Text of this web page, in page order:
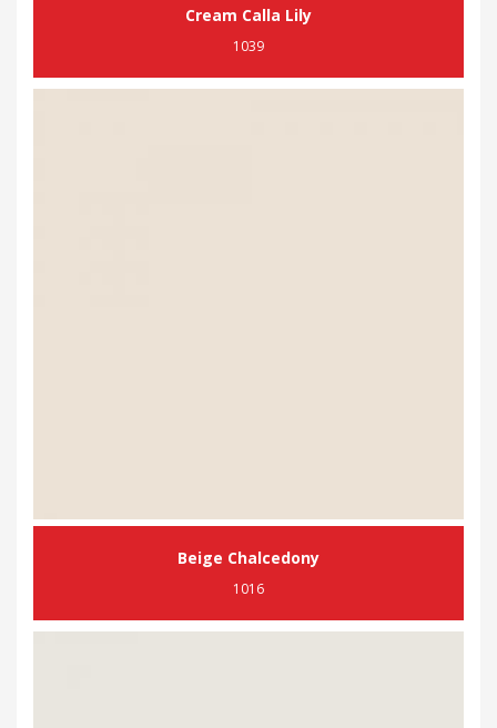
Cream Calla Lily
1039
Beige Chalcedony
1016